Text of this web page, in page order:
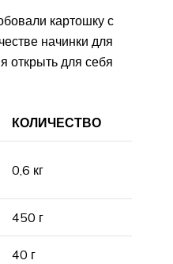
картошку с
начинки для
открыть для себя
КОЛИЧЕСТВО
0,6 кг
450 г
40 г